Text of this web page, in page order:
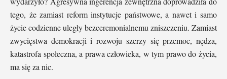
tego, że zamiast reform instytucje państwowe, a nawet i samo
życie codzienne uległy bezceremonialnemu zniszczeniu. Zamiast
zwycięstwa demokracji i rozwoju szerzy się przemoc, nędza,
katastrofa społeczna, a prawa człowieka, w tym prawo do życia,
ma się za nic.